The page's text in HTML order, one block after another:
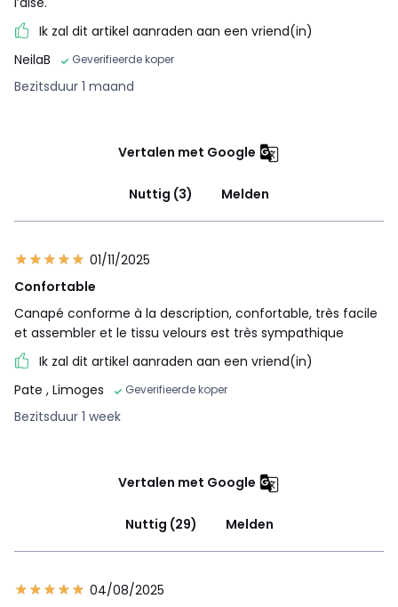
Ik zal dit artikel aanraden aan een vriend(in)
NeilaB
Geverifieerde koper
Bezitsduur 1 maand
Vertalen met Google
Nuttig (3) Melden
01/11/2025
Confortable
Canapé conforme à la description, confortable, très facile
et assembler et le tissu velours est très sympathique
Ik zal dit artikel aanraden aan een vriend(in)
Pate , Limoges Geverifieerde koper
Bezitsduur 1 week
Vertalen met Google
Nuttig (29) Melden
04/08/2025